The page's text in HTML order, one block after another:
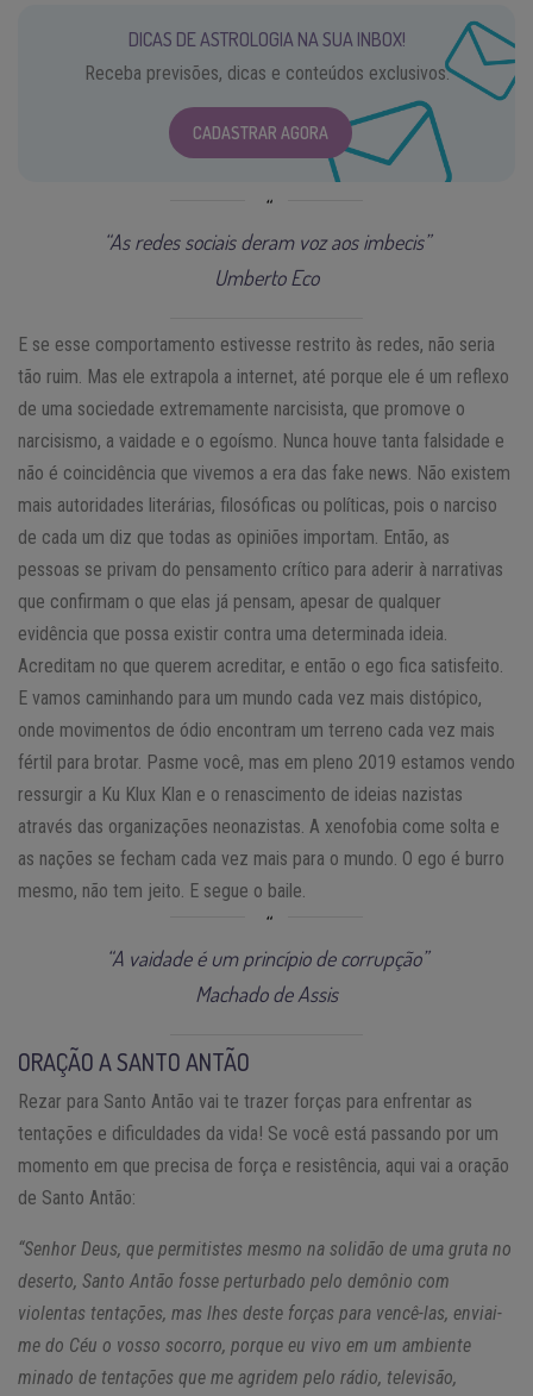
DICAS DE ASTROLOGIA NA SUA INBOX!
Receba previsões, dicas e conteúdos exclusivos.
CADASTRAR AGORA
“As redes sociais deram voz aos imbecis”
Umberto Eco
E se esse comportamento estivesse restrito às redes, não seria
tão ruim. Mas ele extrapola a internet, até porque ele é um reflexo
de uma sociedade extremamente narcisista, que promove o
narcisismo, a vaidade e o egoísmo. Nunca houve tanta falsidade e
não é coincidência que vivemos a era das fake news. Não existem
mais autoridades literárias, filosóficas ou políticas, pois o narciso
de cada um diz que todas as opiniões importam. Então, as
pessoas se privam do pensamento crítico para aderir à narrativas
que confirmam o que elas já pensam, apesar de qualquer
evidência que possa existir contra uma determinada ideia.
Acreditam no que querem acreditar, e então o ego fica satisfeito.
E vamos caminhando para um mundo cada vez mais distópico,
onde movimentos de ódio encontram um terreno cada vez mais
fértil para brotar. Pasme você, mas em pleno 2019 estamos vendo
ressurgir a Ku Klux Klan e o renascimento de ideias nazistas
através das organizações neonazistas. A xenofobia come solta e
as nações se fecham cada vez mais para o mundo. O ego é burro
mesmo, não tem jeito. E segue o baile.
“A vaidade é um princípio de corrupção”
Machado de Assis
ORAÇÃO A SANTO ANTÃO
Rezar para Santo Antão vai te trazer forças para enfrentar as
tentações e dificuldades da vida! Se você está passando por um
momento em que precisa de força e resistência, aqui vai a oração
de Santo Antão:
“Senhor Deus, que permitistes mesmo na solidão de uma gruta no
deserto, Santo Antão fosse perturbado pelo demônio com
violentas tentações, mas lhes deste forças para vencê-las, enviai-
me do Céu o vosso socorro, porque eu vivo em um ambiente
minado de tentações que me agridem pelo rádio, televisão,